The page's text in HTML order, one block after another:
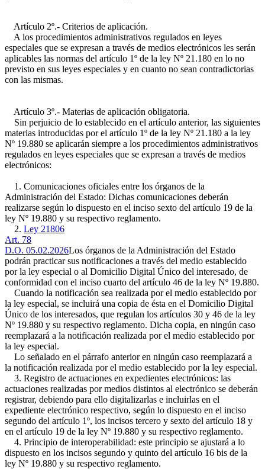
Artículo 2º.- Criterios de aplicación.
A los procedimientos administrativos regulados en leyes
especiales que se expresan a través de medios electrónicos les serán
aplicables las normas del artículo 1º de la ley Nº 21.180 en lo no
previsto en sus leyes especiales y en cuanto no sean contradictorias
con las mismas.
Artículo 3º.- Materias de aplicación obligatoria.
Sin perjuicio de lo establecido en el artículo anterior, las siguientes
materias introducidas por el artículo 1º de la ley Nº 21.180 a la ley
Nº 19.880 se aplicarán siempre a los procedimientos administrativos
regulados en leyes especiales que se expresan a través de medios
electrónicos:
1. Comunicaciones oficiales entre los órganos de la
Administración del Estado: Dichas comunicaciones deberán
realizarse según lo dispuesto en el inciso sexto del artículo 19 de la
ley Nº 19.880 y su respectivo reglamento.
2. Ley 21806
Art. 78
D.O. 05.02.2026Los órganos de la Administración del Estado
podrán practicar sus notificaciones a través del medio establecido
por la ley especial o al Domicilio Digital Único del interesado, de
conformidad con el inciso cuarto del artículo 46 de la ley Nº 19.880.
Cuando la notificación sea realizada por el medio establecido por
la ley especial, se incluirá una copia de ésta en el Domicilio Digital
Único de los interesados, que regulan los artículos 30 y 46 de la ley
Nº 19.880 y su respectivo reglamento. Dicha copia, en ningún caso
reemplazará a la notificación realizada por el medio establecido por
la ley especial.
Lo señalado en el párrafo anterior en ningún caso reemplazará a
la notificación realizada por el medio establecido por la ley especial.
3. Registro de actuaciones en expedientes electrónicos: las
actuaciones realizadas por medios distintos al electrónico se deberán
registrar, debiendo para ello digitalizarlas e incluirlas en el
expediente electrónico respectivo, según lo dispuesto en el inciso
segundo del artículo 1º, los incisos tercero y sexto del artículo 18 y
en el artículo 19 de la ley Nº 19.880 y su respectivo reglamento.
4. Principio de interoperabilidad: este principio se ajustará a lo
dispuesto en los incisos segundo y quinto del artículo 16 bis de la
ley Nº 19.880 y su respectivo reglamento.